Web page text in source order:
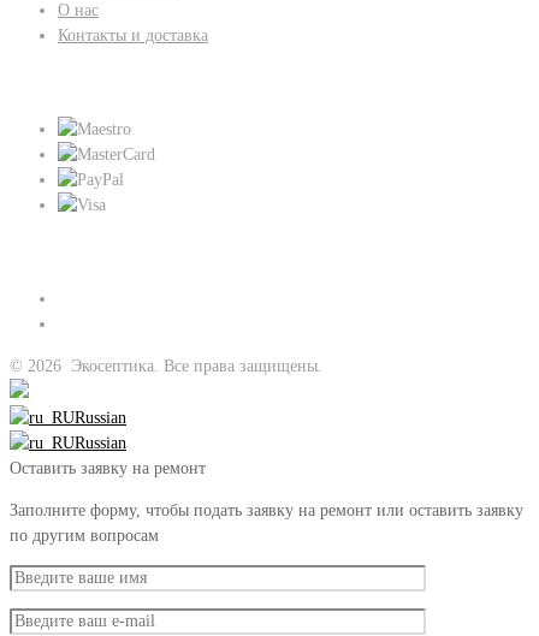
О нас
Контакты и доставка
© 2026 Экосептика. Все права защищены.
Russian
Russian
Оставить заявку на ремонт
Заполните форму, чтобы подать заявку на ремонт или оставить заявку
по другим вопросам